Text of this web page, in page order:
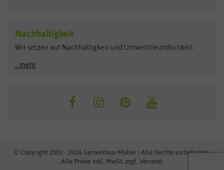
Heizmatte & Heizkabel
Kokos-Quelltabletten
Zimmergewächshaus
Maissamen
Carl Pabst
Florissa
Flortis
Franchi Sementi
Hortitops
JUB Holland
Küpper
Nachhaltigkeit
Wir setzen auf Nachhaltigkeit und Umweltfreundlichkeit.
...mehr
© Copyright 2003 - 2026 Samenhaus Müller | Alle Rechte vorbehalten.
Alle Preise inkl. MwSt. zzgl. Versand.